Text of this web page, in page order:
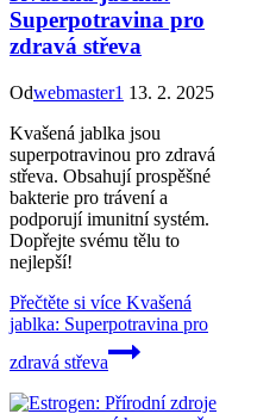
Superpotravina pro
zdravá střeva
Odwebmaster1 13. 2. 2025
Kvašená jablka jsou
superpotravinou pro zdravá
střeva. Obsahují prospěšné
bakterie pro trávení a
podporují imunitní systém.
Dopřejte svému tělu to
nejlepší!
Přečtěte si více Kvašená
jablka: Superpotravina pro
zdravá střeva